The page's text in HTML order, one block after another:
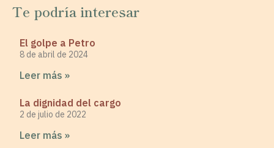
Te podría interesar
El golpe a Petro
8 de abril de 2024
Leer más »
La dignidad del cargo
2 de julio de 2022
Leer más »